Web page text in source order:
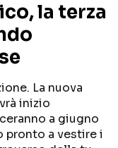
SHOW
la terza
La nuova
inizio
a giugno
pronto a vestire i